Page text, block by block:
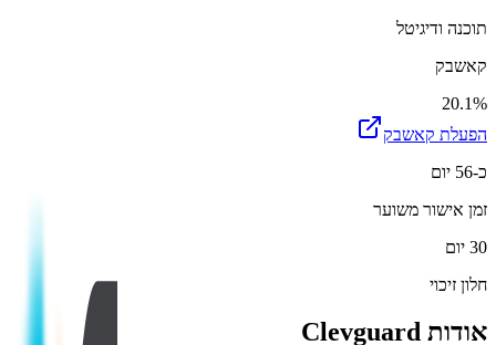
תוכנה ודיגיטל
קאשבק
20.1%
הפעלת קאשבק
כ-56 יום
זמן אישור משוער
30 יום
חלון זיכוי
אודות Clevguard